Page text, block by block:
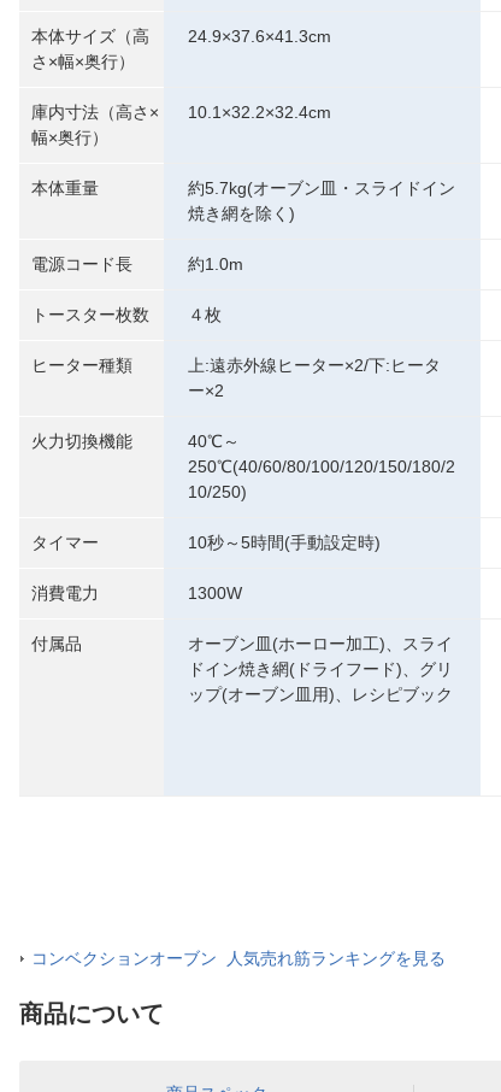
本体サイズ（高
さ×幅×奥行）
庫内寸法（高さ×
幅×奥行）
本体重量
電源コード長
トースター枚数
ヒーター種類
火力切換機能
タイマー
消費電力
付属品
24.9×37.6×41.3cm
10.1×32.2×32.4cm
約5.7kg(オーブン皿・スライドイン
焼き網を除く)
約1.0m
４枚
上:遠赤外線ヒーター×2/下:ヒータ
ー×2
40℃～
250℃(40/60/80/100/120/150/180/2
10/250)
10秒～5時間(手動設定時)
1300W
オーブン皿(ホーロー加工)、スライ
ドイン焼き網(ドライフード)、グリ
ップ(オーブン皿用)、レシピブック
コンベクションオーブン 人気売れ筋ランキングを見る
商品について